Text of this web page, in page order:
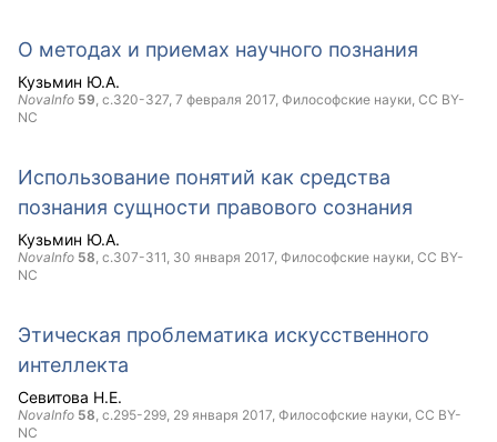
О методах и приемах научного познания
Кузьмин Ю.А.
NovaInfo 59, с.320-327, 7 февраля 2017, Философские науки, CC BY-
NC
Использование понятий как средства
познания сущности правового сознания
Кузьмин Ю.А.
NovaInfo 58, с.307-311, 30 января 2017, Философские науки, CC BY-
NC
Этическая проблематика искусственного
интеллекта
Севитова Н.Е.
NovaInfo 58, с.295-299, 29 января 2017, Философские науки, CC BY-
NC